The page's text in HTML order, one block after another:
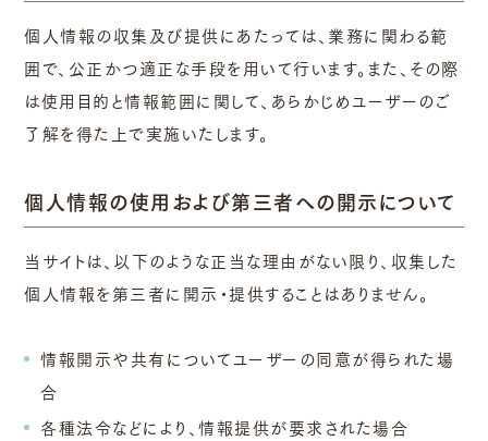
個人情報の収集及び提供にあたっては、業務に関わる範
囲で、公正かつ適正な手段を用いて行います。また、その際
は使用目的と情報範囲に関して、あらかじめユーザーのご
了解を得た上で実施いたします。
個人情報の使用および第三者への開示について
当サイトは、以下のような正当な理由がない限り、収集した
個人情報を第三者に開示・提供することはありません。
情報開示や共有についてユーザーの同意が得られた場
合
各種法令などにより、情報提供が要求された場合